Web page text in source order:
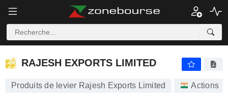
RAJESH EXPORTS LIMITED
RAJESH EXPORTS LIMITED
Produits de levier Rajesh Exports Limited Actions